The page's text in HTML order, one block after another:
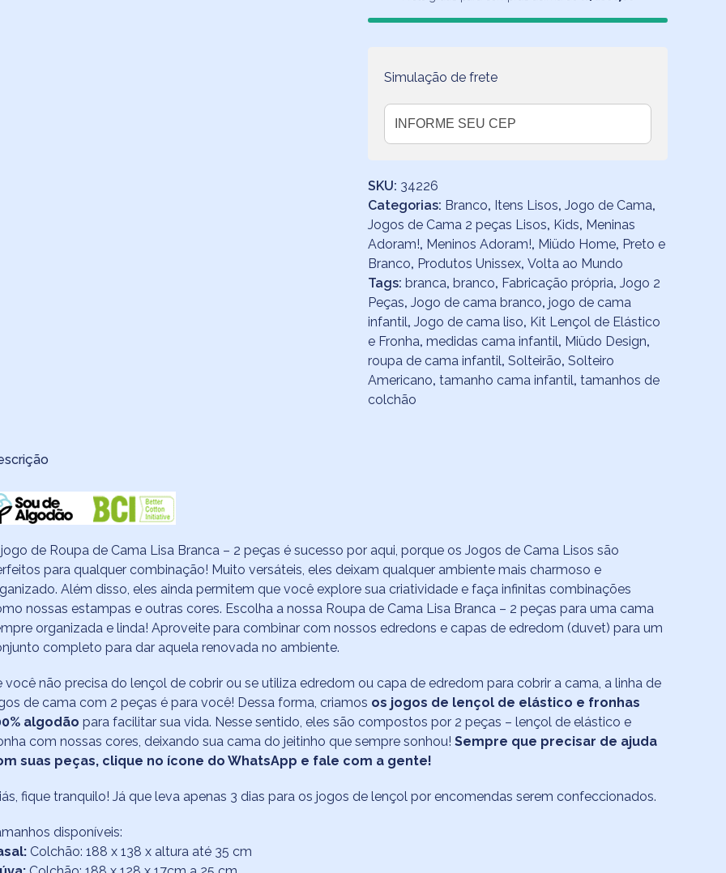
Branca
peças
Simulação de frete
SKU: 34226
Categorias: Branco, Itens Lisos,Jogo de Cama,
Jogos de Cama 2 peças Lisos, Kids, Meninas
Adoram!, Meninos Adoram!, Miüdo Home, Preto e
Branco, Produtos Unissex,Volta ao Mundo
Tags: branca, branco, Fabricação própria,Jogo 2
Peças,Jogo de cama branco,jogo de cama
infantil,Jogo de cama liso, Kit Lençol de Elástico
e Fronha,medidas cama infantil, Miüdo Design,
roupa de cama infantil,Solteirão,Solteiro
Americano,tamanho cama infantil,tamanhos de
colchão
de Roupa de Cama Lisa Branca – 2 peças é sucesso por aqui, porque os Jogos de Cama Lisos são
para qualquer combinação! Muito versáteis, eles deixam qualquer ambiente mais charmoso e
Além disso, eles ainda permitem que você explore sua criatividade e faça infinitas combinações
nossas estampas e outras cores. Escolha a nossa Roupa de Cama Lisa Branca – 2 peças para uma cama
organizada e linda! Aproveite para combinar com nossos edredons e capas de edredom (duvet) para um
completo para dar aquela renovada no ambiente.
você não precisa do lençol de cobrir ou se utiliza edredom ou capa de edredom para cobrir a cama, a linha de
de cama com 2 peças é para você! Dessa forma, criamos os jogos de lençol de elástico e fronhas
algodão para facilitar sua vida. Nesse sentido, eles são compostos por 2 peças – lençol de elástico e
com nossas cores, deixando sua cama do jeitinho que sempre sonhou! Sempre que precisar de ajuda
suas peças, clique no ícone do WhatsApp e fale com a gente!
fique tranquilo! Já que leva apenas 3 dias para os jogos de lençol por encomendas serem confeccionados.
disponíveis:
Colchão: 188 x 138 x altura até 35 cm